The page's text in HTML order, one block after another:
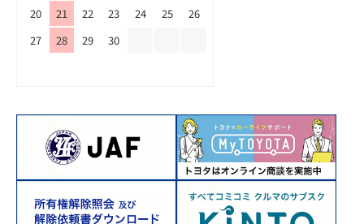
20
21 22 23 24 25
26
27
28 29 30